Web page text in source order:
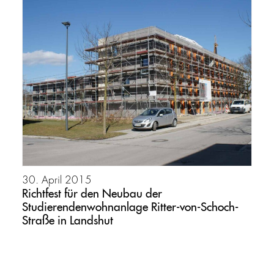
30. April 2015
Richtfest für den Neubau der
Studierendenwohnanlage Ritter-von-Schoch-
Straße in Landshut